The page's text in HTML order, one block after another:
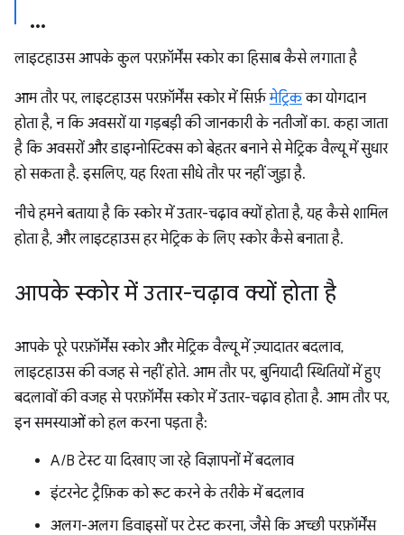
लाइटहाउस आपके कुल परफ़ॉर्मेंस स्कोर का हिसाब कैसे लगाता है
आम तौर पर, लाइटहाउस परफ़ॉर्मेंस स्कोर में सिर्फ़मेट्रिकका योगदान
होता है, न कि अवसरों या गड़बड़ी की जानकारी के नतीजों का. कहा जाता
है कि अवसरों और डाइग्नोस्टिक्स को बेहतर बनाने से मेट्रिक वैल्यू में सुधार
हो सकता है. इसलिए, यह रिश्ता सीधे तौर पर नहीं जुड़ा है.
नीचे हमने बताया है कि स्कोर में उतार-चढ़ाव क्यों होता है, यह कैसे शामिल
होता है, और लाइटहाउस हर मेट्रिक के लिए स्कोर कैसे बनाता है.
आपके स्कोर में उतार-चढ़ाव क्यों होता है
आपके पूरे परफ़ॉर्मेंस स्कोर और मेट्रिक वैल्यू में ज़्यादातर बदलाव,
लाइटहाउस की वजह से नहीं होते. आम तौर पर, बुनियादी स्थितियों में हुए
बदलावों की वजह से परफ़ॉर्मेंस स्कोर में उतार-चढ़ाव होता है. आम तौर पर,
इन समस्याओं को हल करना पड़ता है:
A/B टेस्ट या दिखाए जा रहे विज्ञापनों में बदलाव
इंटरनेट ट्रैफ़िक को रूट करने के तरीके में बदलाव
अलग-अलग डिवाइसों पर टेस्ट करना, जैसे कि अच्छी परफ़ॉर्मेंस